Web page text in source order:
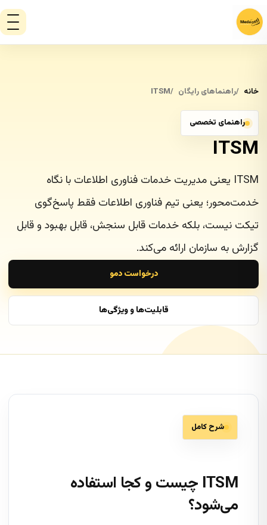
خانه راهنماهای رایگان ITSM
راهنمای تخصصی
ITSM
ITSM یعنی مدیریت خدمات فناوری اطلاعات با نگاه
خدمت‌محور؛ یعنی تیم فناوری اطلاعات فقط پاسخ‌گوی
تیکت نیست، بلکه خدمات قابل سنجش، قابل بهبود و قابل
گزارش به سازمان ارائه می‌کند.
درخواست دمو
قابلیت‌ها و ویژگی‌ها
شرح کامل
ITSM چیست و کجا استفاده
می‌شود؟